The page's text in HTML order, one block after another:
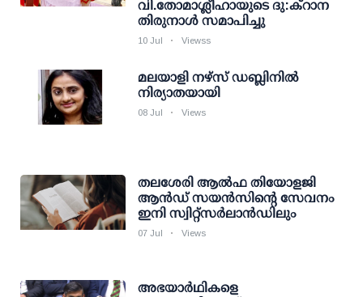
വി.തോമാശ്ലീഹായുടെ ദു:ക്റാന
തിരുനാൾ സമാപിച്ചു
10 Jul Viewss
മലയാളി നഴ്സ് ഡബ്ലിനില്‍
നിര്യാതയായി
08 Jul Views
തലശേരി ആല്‍ഫ തിയോളജി
ആന്‍ഡ് സയന്‍സിന്റെ സേവനം
ഇനി സ്വിറ്റ്‌സര്‍ലാന്‍ഡിലും
07 Jul Views
അഭയാര്‍ഥികളെ